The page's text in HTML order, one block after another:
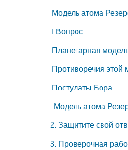
Модель атома
II Вопрос
Планетарная
Противоречия этой
Постулаты Бора
Модель атома
2. Защитите свой
3. Проверочная